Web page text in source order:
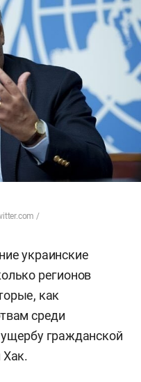
/
украинские
регионов
как
среди
гражданской
Хак.